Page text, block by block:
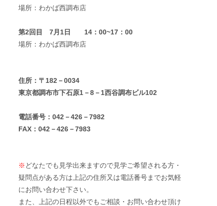
場所：わかば西調布店
第2回目 7月1日 14：00~17：00
場所：わかば西調布店
住所：〒182－0034
東京都調布市下石原1－8－1西谷調布ビル102
電話番号：042－426－7982
FAX：042－426－7983
※ どなたでも見学出来ますので見学ご希望される方・
疑問点がある方は上記の住所又は電話番号までお気軽
にお問い合わせ下さい。
また、上記の日程以外でもご相談・お問い合わせ頂け